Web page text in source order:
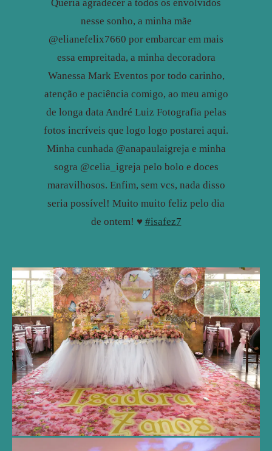
Queria agradecer a todos os envolvidos
nesse sonho, a minha mãe
@elianefelix7660 por embarcar em mais
essa empreitada, a minha decoradora
Wanessa Mark Eventos por todo carinho,
atenção e paciência comigo, ao meu amigo
de longa data André Luiz Fotografia pelas
fotos incríveis que logo logo postarei aqui.
Minha cunhada @anapaulaigreja e minha
sogra @celia_igreja pelo bolo e doces
maravilhosos. Enfim, sem vcs, nada disso
seria possível! Muito muito feliz pelo dia
de ontem! ♥️ #isafez7